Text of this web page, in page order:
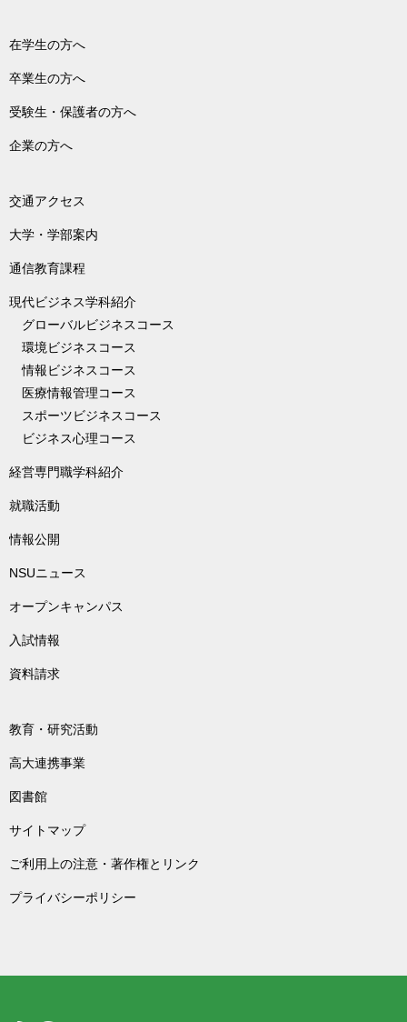
在学生の方へ
卒業生の方へ
受験生・保護者の方へ
企業の方へ
交通アクセス
大学・学部案内
通信教育課程
現代ビジネス学科紹介
グローバルビジネスコース
環境ビジネスコース
情報ビジネスコース
医療情報管理コース
スポーツビジネスコース
ビジネス心理コース
経営専門職学科紹介
就職活動
情報公開
NSUニュース
オープンキャンパス
入試情報
資料請求
教育・研究活動
高大連携事業
図書館
サイトマップ
ご利用上の注意・著作権とリンク
プライバシーポリシー